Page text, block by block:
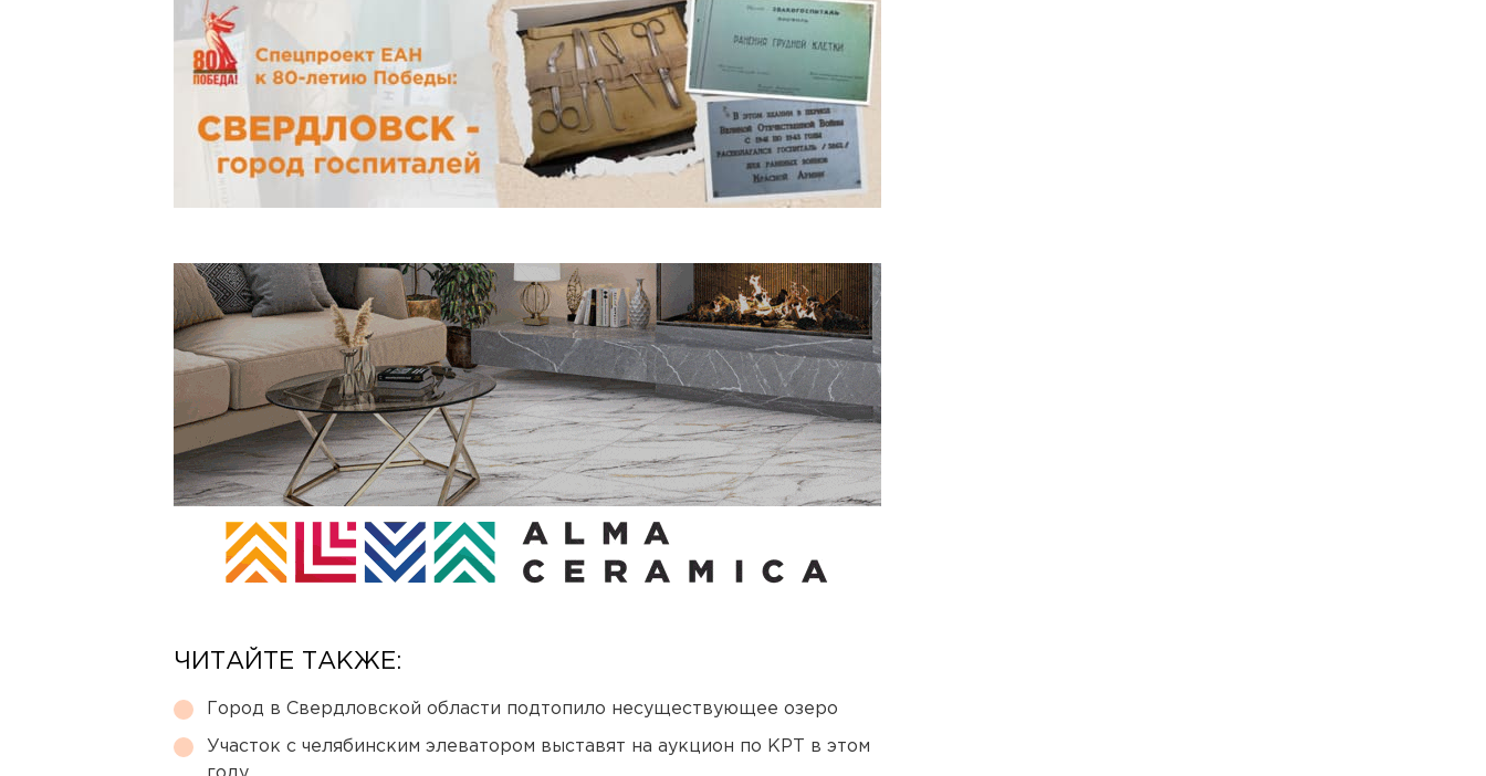
ЧИТАЙТЕ ТАКЖЕ:
Город в Свердловской области подтопило несуществующее озеро
Участок с челябинским элеватором выставят на аукцион по КРТ в этом